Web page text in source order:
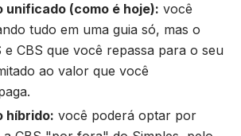
unificado (como é hoje): você
tudo em uma guia só, mas o
e CBS que você repassa para o seu
ao valor que você
híbrido: você poderá optar por